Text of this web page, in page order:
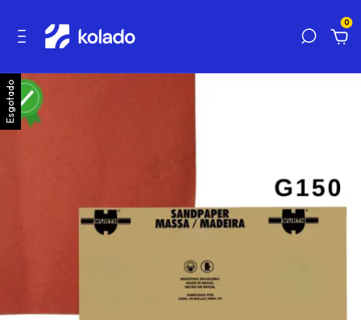
0
Esgotado